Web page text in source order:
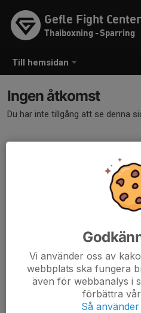
Till hemsidan
Gefle Fight Center
Thaiboxning - Sparring
Ingen åtkomst
Du har inte tillgång att se denna
Vi använder oss av
webbplats ska fungera
även för webbanalys i
förbättra
Så